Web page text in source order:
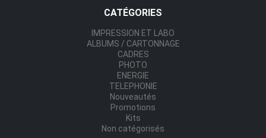
CATÉGORIES
IMPRESSION ET LABO
ALBUMS / CARTONNAGE
CADRES
PHOTO
ENERGIE
TELEPHONIE
Nouveautés
Promotions
Kits
Non catégorisés